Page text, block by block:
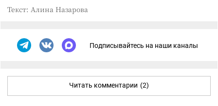
Текст: Алина Назарова
Подписывайтесь на наши каналы
Читать комментарии (2)